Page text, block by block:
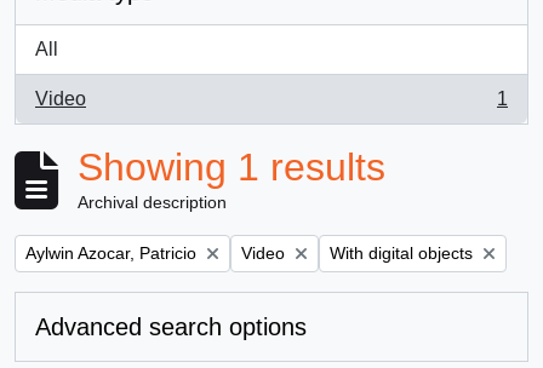
All
Video
, 1 results
1
Showing 1 results
Archival description
Remove filter:
Aylwin Azocar, Patricio Remove filter:
Video Remove filter:
With digital objects
Advanced search options